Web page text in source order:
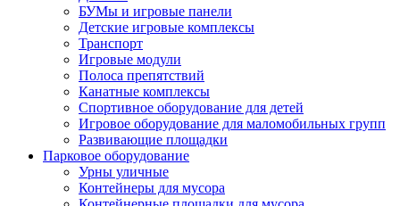
БУМы и игровые панели
Детские игровые комплексы
Транспорт
Игровые модули
Полоса препятствий
Канатные комплексы
Спортивное оборудование для детей
Игровое оборудование для маломобильных групп
Развивающие площадки
Парковое оборудование
Урны уличные
Контейнеры для мусора